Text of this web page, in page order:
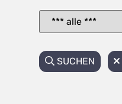
SUCHEN